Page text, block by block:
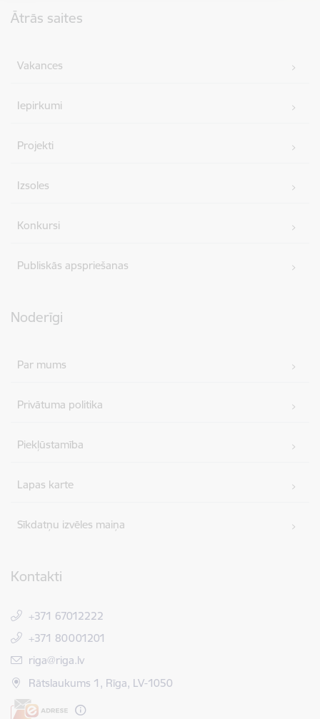
Ātrās saites
Vakances
Iepirkumi
Projekti
Izsoles
Konkursi
Publiskās apspriešanas
Noderīgi
Par mums
Privātuma politika
Piekļūstamība
Lapas karte
Sīkdatņu izvēles maiņa
Kontakti
+371 67012222
+371 80001201
E-pasts:
riga@riga.lv
Rātslaukums 1, Rīga, LV-1050